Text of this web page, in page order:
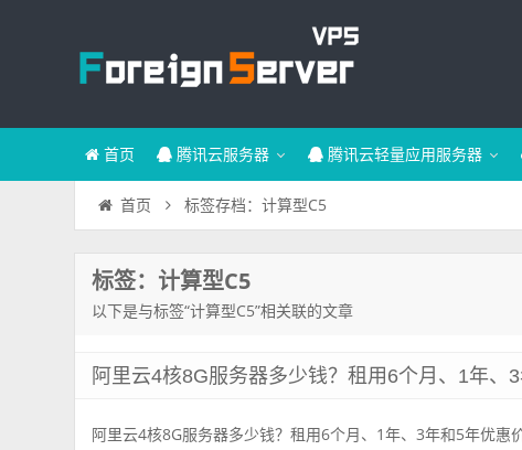
首页 腾讯云服务器 腾讯云轻量应用服务器
首页 标签存档：计算型C5
标签：计算型C5
以下是与标签“计算型C5”相关联的文章
阿里云4核8G服务器多少钱？租用6个月、1年、
阿里云4核8G服务器多少钱？租用6个月、1年、3年和5年优惠